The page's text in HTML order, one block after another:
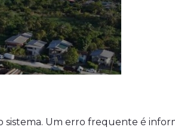
sistema. Um erro frequente é